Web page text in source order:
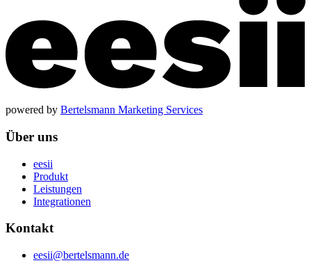
powered by Bertelsmann Marketing Services
Über uns
eesii
Produkt
Leistungen
Integrationen
Kontakt
eesii@bertelsmann.de